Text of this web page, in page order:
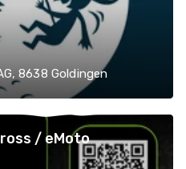
8638 Goldingen
/ eMoto